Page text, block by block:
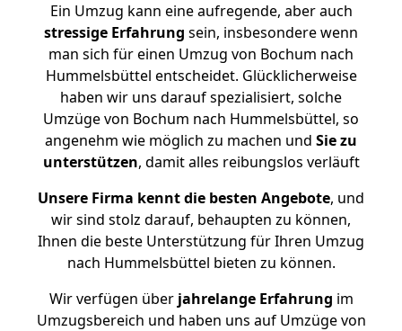
Ein Umzug kann eine aufregende, aber auch
stressige Erfahrung sein, insbesondere wenn
man sich für einen Umzug von Bochum nach
Hummelsbüttel entscheidet. Glücklicherweise
haben wir uns darauf spezialisiert, solche
Umzüge von Bochum nach Hummelsbüttel, so
angenehm wie möglich zu machen und Sie zu
unterstützen, damit alles reibungslos verläuft
Unsere Firma kennt die besten Angebote, und
wir sind stolz darauf, behaupten zu können,
Ihnen die beste Unterstützung für Ihren Umzug
nach Hummelsbüttel bieten zu können.
Wir verfügen überjahrelange Erfahrung im
Umzugsbereich und haben uns auf Umzüge von